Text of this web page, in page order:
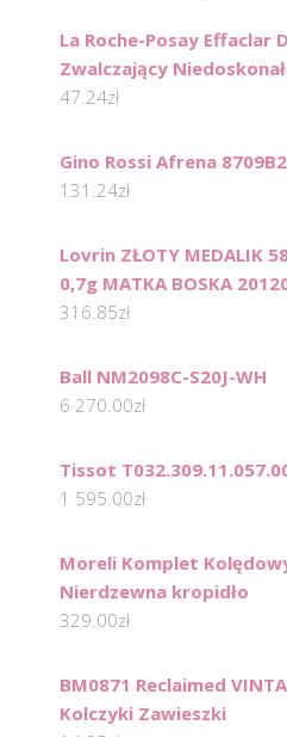
La Roche-Posay Effaclar
Zwalczający
47.24zł
Gino Rossi Afrena
131.24zł
Lovrin ZŁOTY MEDALIK
0,7g MATKA BOSKA
316.85zł
Ball NM2098C-S20J-WH
6 270.00zł
Tissot
1 595.00zł
Moreli Komplet
Nierdzewna kropidło
329.00zł
BM0871 Reclaimed
Kolczyki Zawieszki